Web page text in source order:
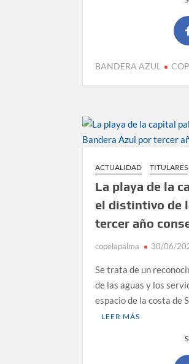
BANDERA AZUL
ACTUALIDAD TITULARES
La playa de la
el distintivo de
tercer año
copelapalma 30/06/
Se trata de un
de las aguas y los
espacio de la costa de
LEER MÁS